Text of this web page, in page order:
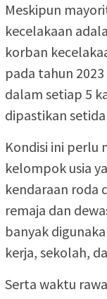
Meskipun
kecelakaan
korban
pada tahun
dalam setiap 5
dipastikan
Kondisi ini perlu
kelompok usia
kendaraan roda
remaja dan
banyak
kerja, sekolah,
Serta waktu